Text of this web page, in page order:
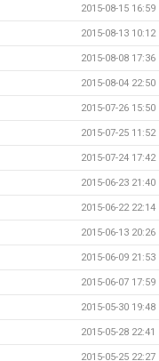
2015-08-15 16:59
2015-08-13 10:12
2015-08-08 17:36
2015-08-04 22:50
2015-07-26 15:50
2015-07-25 11:52
2015-07-24 17:42
2015-06-23 21:40
2015-06-22 22:14
2015-06-13 20:26
2015-06-09 21:53
2015-06-07 17:59
2015-05-30 19:48
2015-05-28 22:41
2015-05-25 22:27